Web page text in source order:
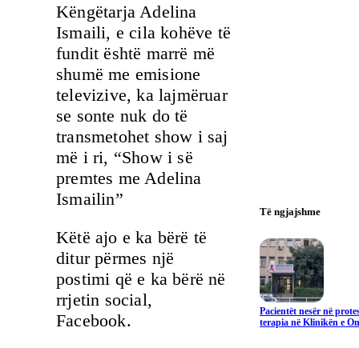
Këngëtarja Adelina
Ismaili, e cila kohëve të
fundit është marrë më
shumë me emisione
televizive, ka lajmëruar
se sonte nuk do të
transmetohet show i saj
më i ri, “Show i së
premtes me Adelina
Ismailin”
Këtë ajo e ka bërë të
ditur përmes një
postimi që e ka bërë në
rrjetin social,
Facebook.
Të ngjajshme
Pacientët nesër në
terapia në Klinikën e